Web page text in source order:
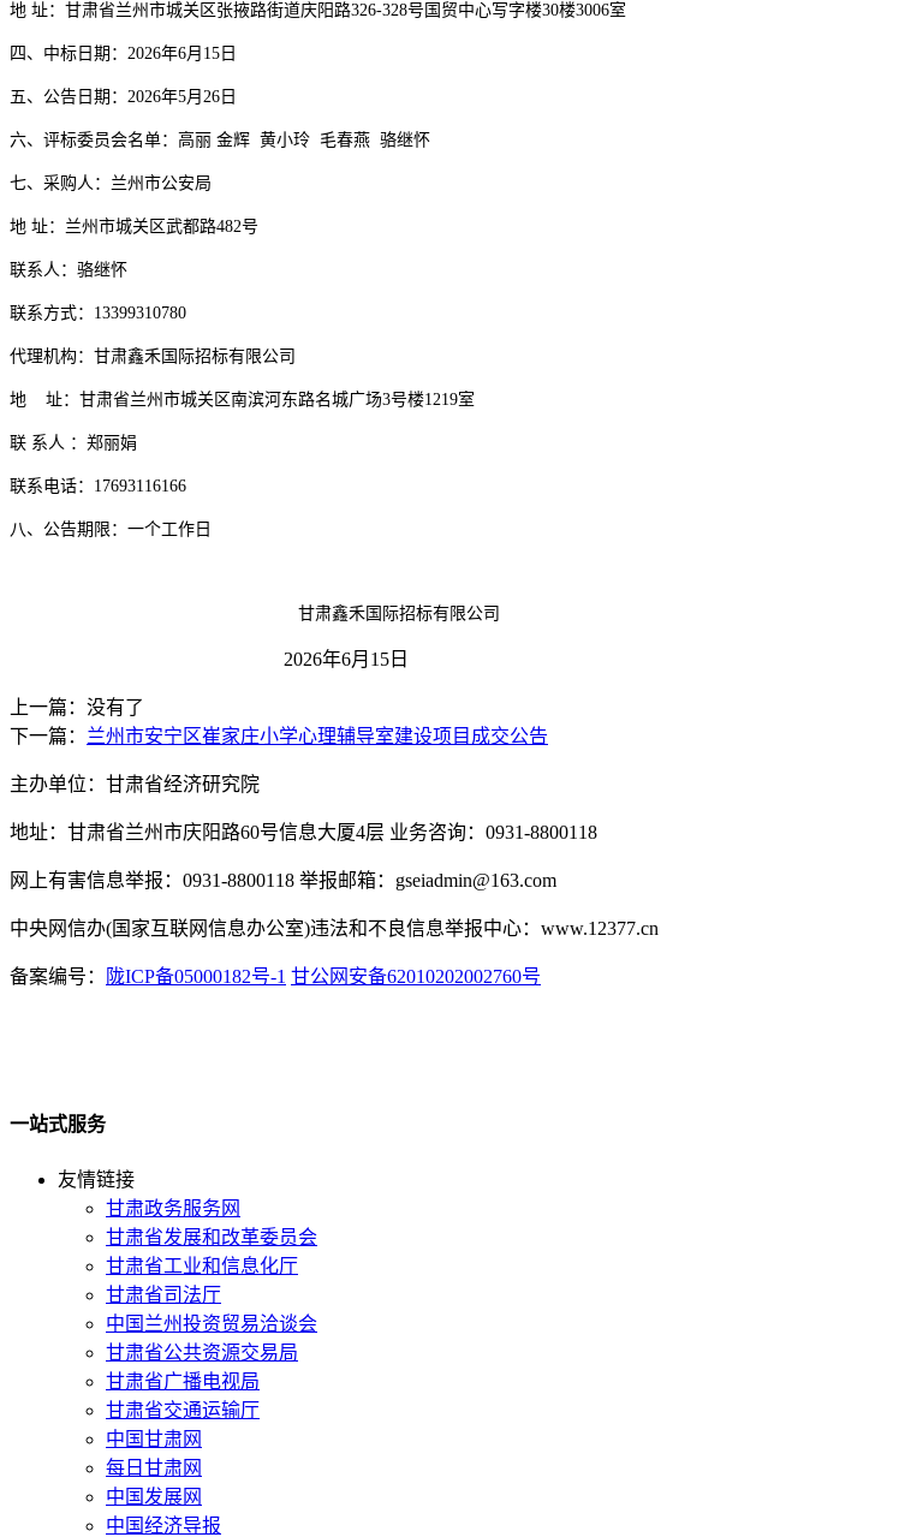
地 址：甘肃省兰州市城关区张掖路街道庆阳路326-328号国贸中心写字楼30楼3006室
四 、 中标 日期 ： 2026年6月 15 日
五、公告日期 ： 2026年5月 26 日
六、 评标委员会名单：高丽 金辉 黄小玲 毛春燕 骆继怀
七、 采购人： 兰州市公安局
地 址： 兰州市城关区武都路482号
联系人： 骆继怀
联系方式： 13399310780
代理机构：甘肃鑫禾国际招标有限公司
地 址：甘肃省兰州市城关区南滨河东路名城广场3号楼1219室
联 系人 ：郑丽娟
联系电话： 17693116166
八、公告期限：一个工作日
甘肃鑫禾国际招标有限公司
2026年6月 15 日
上一篇：没有了
下一篇： 兰州市安宁区崔家庄小学心理辅导室建设项目成交公告
主办单位：甘肃省经济研究院
地址：甘肃省兰州市庆阳路60号信息大厦4层 业务咨询：0931-8800118
网上有害信息举报：0931-8800118 举报邮箱：gseiadmin@163.com
中央网信办(国家互联网信息办公室)违法和不良信息举报中心：www.12377.cn
备案编号： 陇ICP备05000182号-1 甘公网安备62010202002760号
一站式服务
友情链接
甘肃政务服务网
甘肃省发展和改革委员会
甘肃省工业和信息化厅
甘肃省司法厅
中国兰州投资贸易洽谈会
甘肃省公共资源交易局
甘肃省广播电视局
甘肃省交通运输厅
中国甘肃网
每日甘肃网
中国发展网
中国经济导报